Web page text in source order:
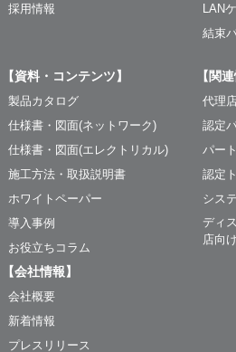
採用情報
LAN
結束
【資料・コンテンツ】
製品カタログ
仕様書・図面(ネットワーク)
仕様書・図面(エレクトリカル)
施工方法・取扱説明書
ホワイトペーパー
導入事例
お役立ちコラム
【関
代理
認定
パー
認定
シス
ディ
店向け
【会社情報】
会社概要
新着情報
プレスリリース